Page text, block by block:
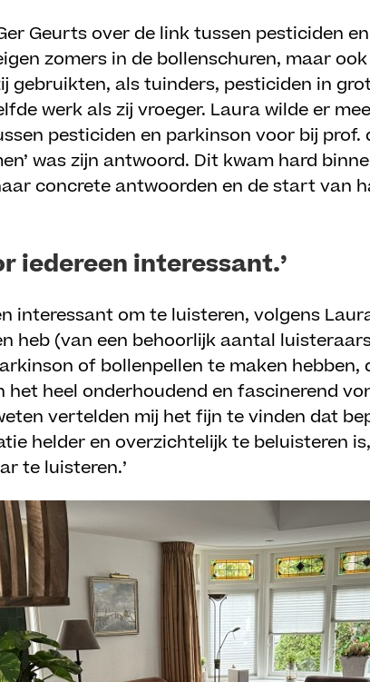
Geurts over de link tussen pesticiden
zomers in de bollenschuren, maar
gebruikten, als tuinders, pesticiden in
werk als zij vroeger. Laura wilde er
pesticiden en parkinson voor bij prof.
was zijn antwoord. Dit kwam hard
concrete antwoorden en de start van
iedereen interessant.’
interessant om te luisteren, volgens
heb (van een behoorlijk aantal
of bollenpellen te maken hebben,
heel onderhoudend en fascinerend
vertelden mij het fijn te vinden dat
helder en overzichtelijk te beluisteren
te luisteren.’